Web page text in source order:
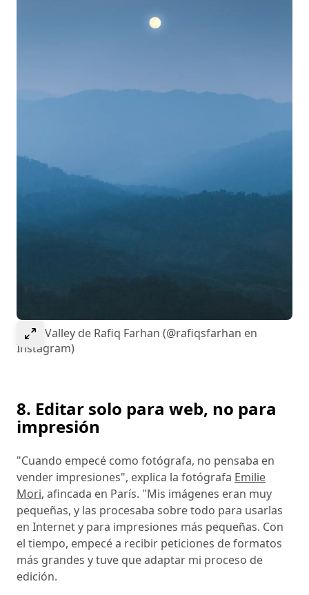
Select to expand image
Luna Valley de Rafiq Farhan (@rafiqsfarhan en
Instagram)
8. Editar solo para web, no para
impresión
"Cuando empecé como fotógrafa, no pensaba en
vender impresiones", explica la fotógrafa Emilie
Mori, afincada en París. "Mis imágenes eran muy
pequeñas, y las procesaba sobre todo para usarlas
en Internet y para impresiones más pequeñas. Con
el tiempo, empecé a recibir peticiones de formatos
más grandes y tuve que adaptar mi proceso de
edición.